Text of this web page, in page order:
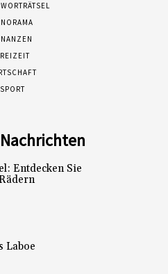
SPORT
Entdecken Sie
Laboe